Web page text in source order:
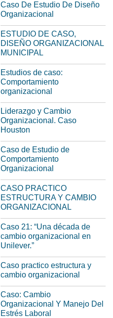
Caso De Estudio De Diseño
Organizacional
ESTUDIO DE CASO,
DISEÑO ORGANIZACIONAL
MUNICIPAL
Estudios de caso:
Comportamiento
organizacional
Liderazgo y Cambio
Organizacional. Caso
Houston
Caso de Estudio de
Comportamiento
Organizacional
CASO PRACTICO
ESTRUCTURA Y CAMBIO
ORGANIZACIONAL
Caso 21: “Una década de
cambio organizacional en
Unilever.”
Caso practico estructura y
cambio organizacional
Caso: Cambio
Organizacional Y Manejo Del
Estrés Laboral